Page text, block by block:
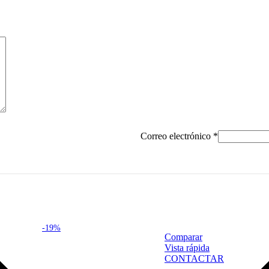
Correo electrónico *
-19%
Comparar
Vista rápida
CONTACTAR